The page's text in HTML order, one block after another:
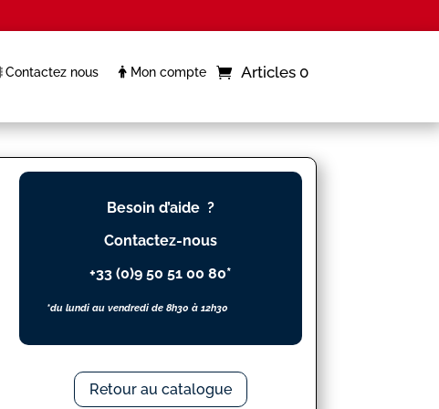
Contactez nous Mon compte Articles 0
Besoin d’aide ?
Contactez-nous
+33 (0)9 50 51 00 80*
*du lundi au vendredi de 8h30 à 12h30
Retour au catalogue